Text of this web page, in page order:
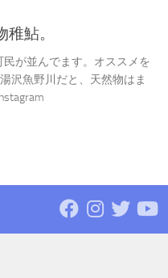
鮎。
民が並んでます。オススメを
沢魚野川だと、天然物はま